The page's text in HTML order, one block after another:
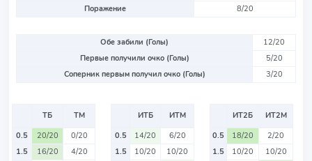
Поражение
8/20
Обе забили (Голы)
12/20
Первые получили очко (Голы)
5/20
Соперник первым получил очко (Голы)
3/20
ТБ
ТМ
0.5
20/20
0/20
1.5
16/20
4/20
ИТБ
ИТМ
0.5
14/20
6/20
1.5
10/20
10/20
ИТ2Б
ИТ2М
0.5
18/20
2/20
1.5
10/20
10/20